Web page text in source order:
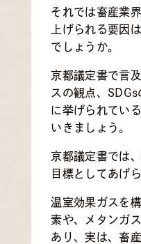
それでは畜産業
上げられる要因
でしょうか。
京都議定書で言
スの観点、
に挙げられてい
いきましょう。
京都議定書では
目標としてあげ
温室効果ガスを
素や、メタンガ
あり、実は、畜